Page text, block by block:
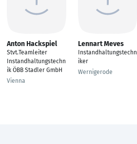
Anton Hackspiel
Stvt.Teamleiter
Instandhaltungstechn
ik ÖBB Stadler GmbH
Vienna
Lennart Meves
Instandhaltungstechn
iker
Wernigerode